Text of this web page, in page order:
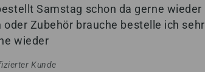
Samstag schon da gerne wieder
oder Zubehör brauche bestelle ich sehr
wieder
Kunde